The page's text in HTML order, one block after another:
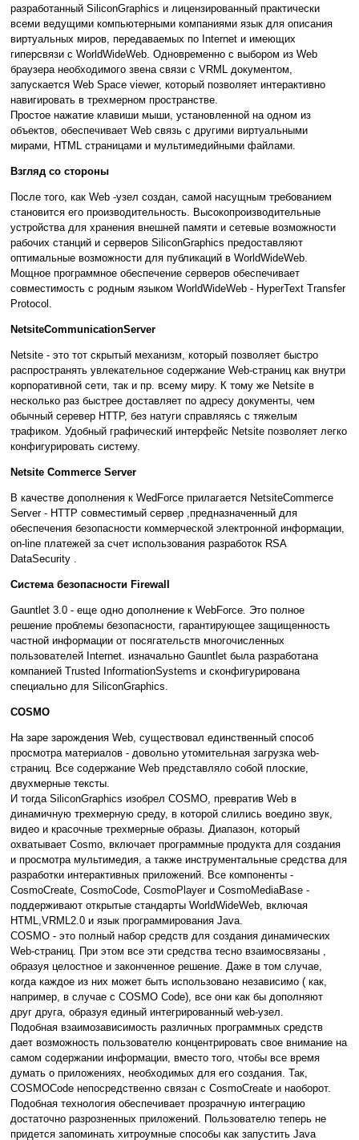
разработанный SiliconGraphics и лицензированный практически
всеми ведущими компьютерными компаниями язык для описания
виртуальных миров, передаваемых по Internet и имеющих
гиперсвязи с WorldWideWeb. Одновременно с выбором из Web
браузера необходимого звена связи с VRML документом,
запускается Web Space viewer, который позволяет интерактивно
навигировать в трехмерном пространстве.
Простое нажатие клавиши мыши, установленной на одном из
объектов, обеспечивает Web связь с другими виртуальными
мирами, HTML страницами и мультимедийными файлами.
Взгляд со стороны
После того, как Web -узел создан, самой насущным требованием
становится его производительность. Высокопроизводительные
устройства для хранения внешней памяти и сетевые возможности
рабочих станций и серверов SiliconGraphics предоставляют
оптимальные возможности для публикаций в WorldWideWeb.
Мощное программное обеспечение серверов обеспечивает
совместимость с родным языком WorldWideWeb - HyperText Transfer
Protocol.
NetsiteCommunicationServer
Netsite - это тот скрытый механизм, который позволяет быстро
распространять увлекательное содержание Web-страниц как внутри
корпоративной сети, так и пр. всему миру. К тому же Netsite в
несколько раз быстрее доставляет по адресу документы, чем
обычный серевер HTTP, без натуги справляясь с тяжелым
трафиком. Удобный графический интерфейс Netsite позволяет легко
конфигурировать систему.
Netsite Commerce Server
В качестве дополнения к WedForce прилагается NetsiteCommerce
Server - HTTP совместимый сервер ,предназначенный для
обеспечения безопасности коммерческой электронной информации,
on-line платежей за счет использования разработок RSA
DataSecurity .
Система безопасности Firewall
Gauntlet 3.0 - еще одно дополнение к WebForce. Это полное
решение проблемы безопасности, гарантирующее защищенность
частной информации от посягательств многочисленных
пользователей Internet. изначально Gauntlet была разработана
компанией Trusted InformationSystems и сконфигурирована
специально для SiliconGraphics.
COSMO
На заре зарождения Web, существовал единственный способ
просмотра материалов - довольно утомительная загрузка web-
страниц. Все содержание Web представляло собой плоские,
двухмерные тексты.
И тогда SiliconGraphics изобрел COSMO, превратив Web в
динамичную трехмерную среду, в которой слились воедино звук,
видео и красочные трехмерные образы. Диапазон, который
охватывает Сosmo, включает программные продукта для создания
и просмотра мультимедия, а также инструментальные средства для
разработки интерактивных приложений. Все компоненты -
СosmoCreate, CosmoCode, CosmoPlayer и CosmoMediaBase -
поддерживают открытые стандарты WorldWideWeb, включая
НTML,VRML2.0 и язык программирования Java.
COSMO - это полный набор средств для создания динамических
Web-страниц. При этом все эти средства тесно взаимосвязаны ,
образуя целостное и законченное решение. Даже в том случае,
когда каждое из них может быть использовано независимо ( как,
например, в случае с COSMO Code), все они как бы дополняют
друг друга, образуя единый интегрированный web-узел.
Подобная взаимозависимость различных программных средств
дает возможность пользователю концентрировать свое внимание на
самом содержании информации, вместо того, чтобы все время
думать о приложениях, необходимых для его создания. Так,
СOSMOCode непосредственно связан с CosmoCreate и наоборот.
Подобная технология обеспечивает прозрачную интеграцию
достаточно разрозненных приложений. Пользователю теперь не
придется запоминать хитроумные способы как запустить Java